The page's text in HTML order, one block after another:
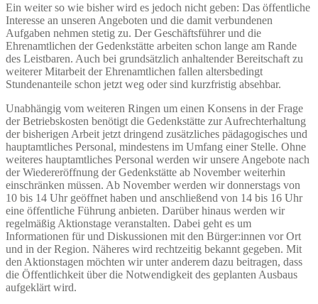
Ein weiter so wie bisher wird es jedoch nicht geben: Das öffentliche
Interesse an unseren Angeboten und die damit verbundenen
Aufgaben nehmen stetig zu. Der Geschäftsführer und die
Ehrenamtlichen der Gedenkstätte arbeiten schon lange am Rande
des Leistbaren. Auch bei grundsätzlich anhaltender Bereitschaft zu
weiterer Mitarbeit der Ehrenamtlichen fallen altersbedingt
Stundenanteile schon jetzt weg oder sind kurzfristig absehbar.
Unabhängig vom weiteren Ringen um einen Konsens in der Frage
der Betriebskosten benötigt die Gedenkstätte zur Aufrechterhaltung
der bisherigen Arbeit jetzt dringend zusätzliches pädagogisches und
hauptamtliches Personal, mindestens im Umfang einer Stelle. Ohne
weiteres hauptamtliches Personal werden wir unsere Angebote nach
der Wiedereröffnung der Gedenkstätte ab November weiterhin
einschränken müssen. Ab November werden wir donnerstags von
10 bis 14 Uhr geöffnet haben und anschließend von 14 bis 16 Uhr
eine öffentliche Führung anbieten. Darüber hinaus werden wir
regelmäßig Aktionstage veranstalten. Dabei geht es um
Informationen für und Diskussionen mit den Bürger:innen vor Ort
und in der Region. Näheres wird rechtzeitig bekannt gegeben. Mit
den Aktionstagen möchten wir unter anderem dazu beitragen, dass
die Öffentlichkeit über die Notwendigkeit des geplanten Ausbaus
aufgeklärt wird.